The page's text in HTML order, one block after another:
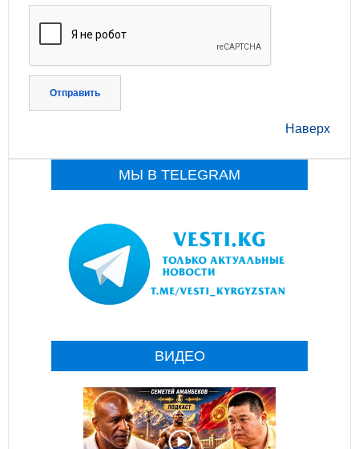
Отправить
Наверх
МЫ В TELEGRAM
ВИДЕО